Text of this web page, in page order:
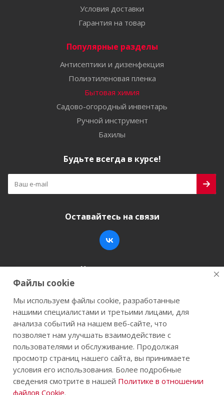
Условия доставки
Гарантия на товар
Популярные разделы
Антисептики и дизенфекция
Полиэтиленовая пленка
Бытовая химия
Садово-огородный инвентарь
Ручной инструмент
Бахилы
Будьте всегда в курсе!
Оставайтесь на связи
Наши контакты
+7 (846) 200-05-15
г. Самара, ул. Заводское шоссе, 17
2026 © Строй-К.рф. Сайт не является публичной
офертой.
Файлы cookie
Мы используем файлы cookie, разработанные
нашими специалистами и третьими лицами, для
анализа событий на нашем веб-сайте, что
позволяет нам улучшать взаимодействие с
пользователями и обслуживание. Продолжая
просмотр страниц нашего сайта, вы принимаете
условия его использования. Более подробные
сведения смотрите в нашей Политике в отношении
файлов Cookie.